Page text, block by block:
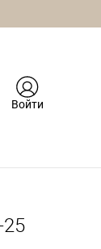
Войти